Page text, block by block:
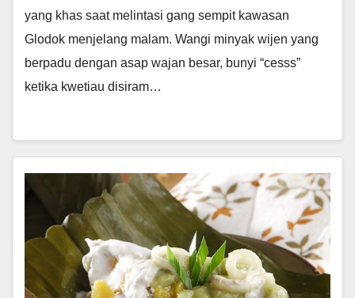
yang khas saat melintasi gang sempit kawasan
Glodok menjelang malam. Wangi minyak wijen yang
berpadu dengan asap wajan besar, bunyi “cesss”
ketika kwetiau disiram…